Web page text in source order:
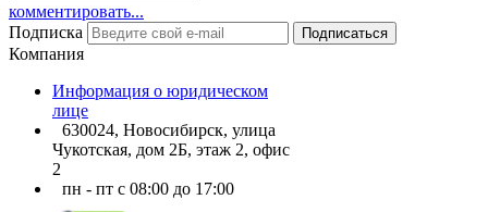
комментировать...
Подписка
Подписаться
Компания
Информация о юридическом
лице
630024, Новосибирск, улица
Чукотская, дом 2Б, этаж 2, офис
2
пн - пт с 08:00 до 17:00